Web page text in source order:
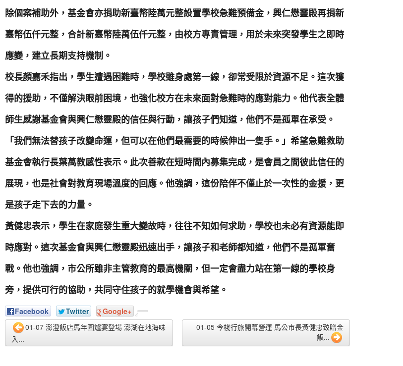
除個案補助外，基金會亦捐助新臺幣陸萬元整設置學校急難預備金，興仁懋靈殿再捐新
臺幣伍仟元整，合計新臺幣陸萬伍仟元整，由校方專責管理，用於未來突發學生之即時
應變，建立長期支持機制。
校長顏嘉禾指出，學生遭遇困難時，學校雖身處第一線，卻常受限於資源不足。這次獲
得的援助，不僅解決眼前困境，也強化校方在未來面對急難時的應對能力。他代表全體
師生感謝基金會與興仁懋靈殿的信任與行動，讓孩子們知道，他們不是孤單在承受。
「我們無法替孩子改變命運，但可以在他們最需要的時候伸出一隻手。」希望急難救助
基金會執行長葉萬教感性表示。此次善款在短時間內募集完成，是會員之間彼此信任的
展現，也是社會對教育現場溫度的回應。他強調，這份陪伴不僅止於一次性的金援，更
是孩子走下去的力量。
黃健忠表示，學生在家庭發生重大變故時，往往不知如何求助，學校也未必有資源能即
時應對。這次基金會與興仁懋靈殿迅速出手，讓孩子和老師都知道，他們不是孤軍奮
戰。他也強調，市公所雖非主管教育的最高機關，但一定會盡力站在第一線的學校身
旁，提供可行的協助，共同守住孩子的就學機會與希望。
Facebook Twitter
Google+
01-07 澎澄飯店馬年圍爐宴登場 澎湖在地海味
入...
01-05 今棧行旅開幕營運 馬公市長黃健忠致贈金
飯...